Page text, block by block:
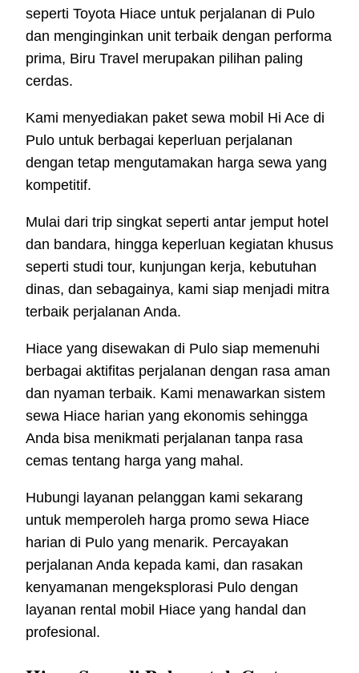
seperti Toyota Hiace untuk perjalanan di Pulo
dan menginginkan unit terbaik dengan performa
prima, Biru Travel merupakan pilihan paling
cerdas.
Kami menyediakan paket sewa mobil Hi Ace di
Pulo untuk berbagai keperluan perjalanan
dengan tetap mengutamakan harga sewa yang
kompetitif.
Mulai dari trip singkat seperti antar jemput hotel
dan bandara, hingga keperluan kegiatan khusus
seperti studi tour, kunjungan kerja, kebutuhan
dinas, dan sebagainya, kami siap menjadi mitra
terbaik perjalanan Anda.
Hiace yang disewakan di Pulo siap memenuhi
berbagai aktifitas perjalanan dengan rasa aman
dan nyaman terbaik. Kami menawarkan sistem
sewa Hiace harian yang ekonomis sehingga
Anda bisa menikmati perjalanan tanpa rasa
cemas tentang harga yang mahal.
Hubungi layanan pelanggan kami sekarang
untuk memperoleh harga promo sewa Hiace
harian di Pulo yang menarik. Percayakan
perjalanan Anda kepada kami, dan rasakan
kenyamanan mengeksplorasi Pulo dengan
layanan rental mobil Hiace yang handal dan
profesional.